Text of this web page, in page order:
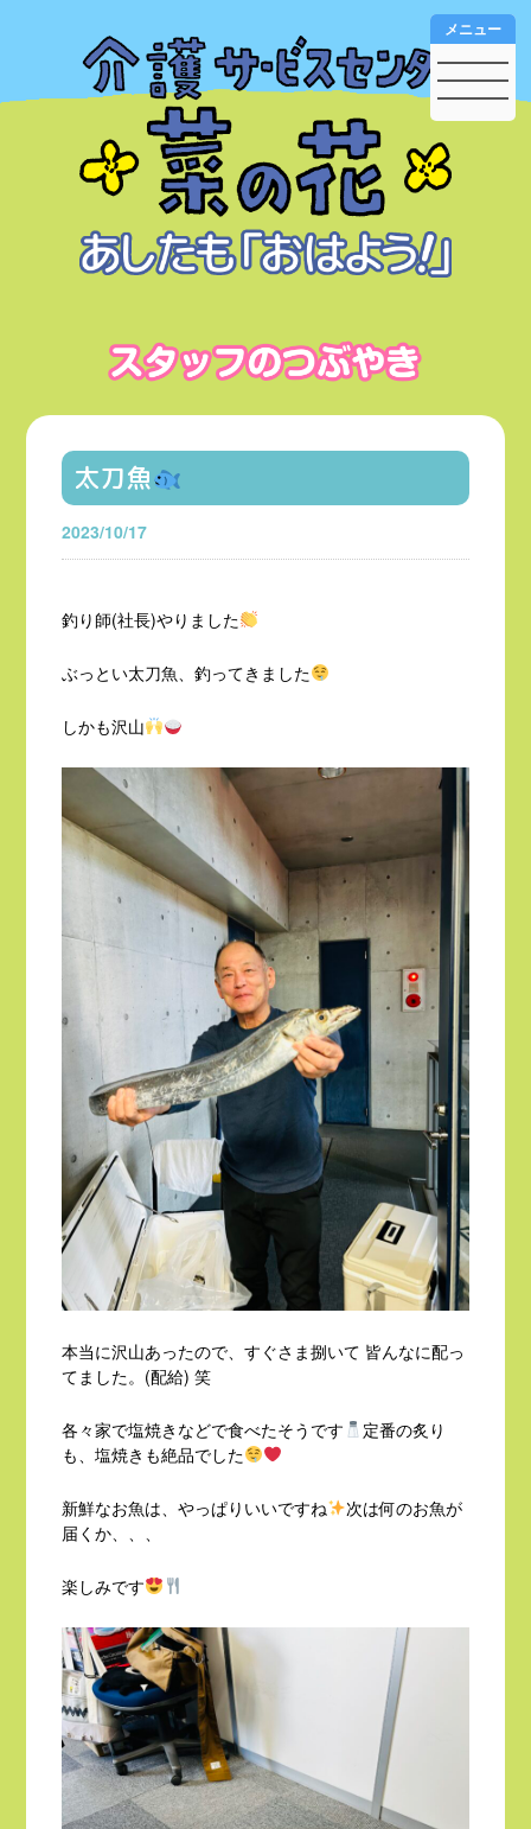
メニュー
太刀魚
2023/10/17
釣り師(社長)やりました
ぶっとい太刀魚、釣ってきました
しかも沢山
本当に沢山あったので、すぐさま捌いて 皆んなに配っ
てました。(配給) 笑
各々家で塩焼きなどで食べたそうです
定番の炙り
も、塩焼きも絶品でした
新鮮なお魚は、やっぱりいいですね
次は何のお魚が
届くか、、、
楽しみです